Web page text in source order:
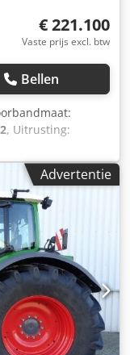
€ 221.100
Vaste prijs excl. btw
Bellen
, Uitrusting:
10,4 inch,
Super Comfort
Ty N Njx
Advertentie